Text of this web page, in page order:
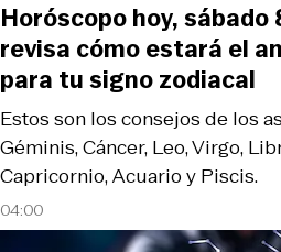
04:00
Estos son los consejos de los
Géminis, Cáncer, Leo, Virgo,
Capricornio, Acuario y Piscis.
Horóscopo hoy, sábado
revisa cómo estará el
para tu signo zodiacal